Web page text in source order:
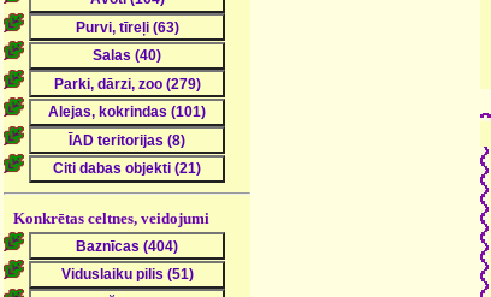
Konkrētas celtnes, veidojumi